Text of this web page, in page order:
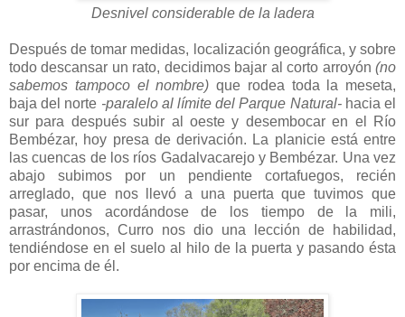
Desnivel considerable de la ladera
Después de tomar medidas, localización geográfica, y sobre
todo descansar un rato, decidimos bajar al corto arroyón (no
sabemos tampoco el nombre) que rodea toda la meseta,
baja del norte -paralelo al límite del Parque Natural-hacia el
sur para después subir al oeste y desembocar en el Río
Bembézar, hoy presa de derivación. La planicie está entre
las cuencas de los ríos Gadalvacarejo y Bembézar. Una vez
abajo subimos por un pendiente cortafuegos, recién
arreglado, que nos llevó a una puerta que tuvimos que
pasar, unos acordándose de los tiempo de la mili,
arrastrándonos, Curro nos dio una lección de habilidad,
tendiéndose en el suelo al hilo de la puerta y pasando ésta
por encima de él.